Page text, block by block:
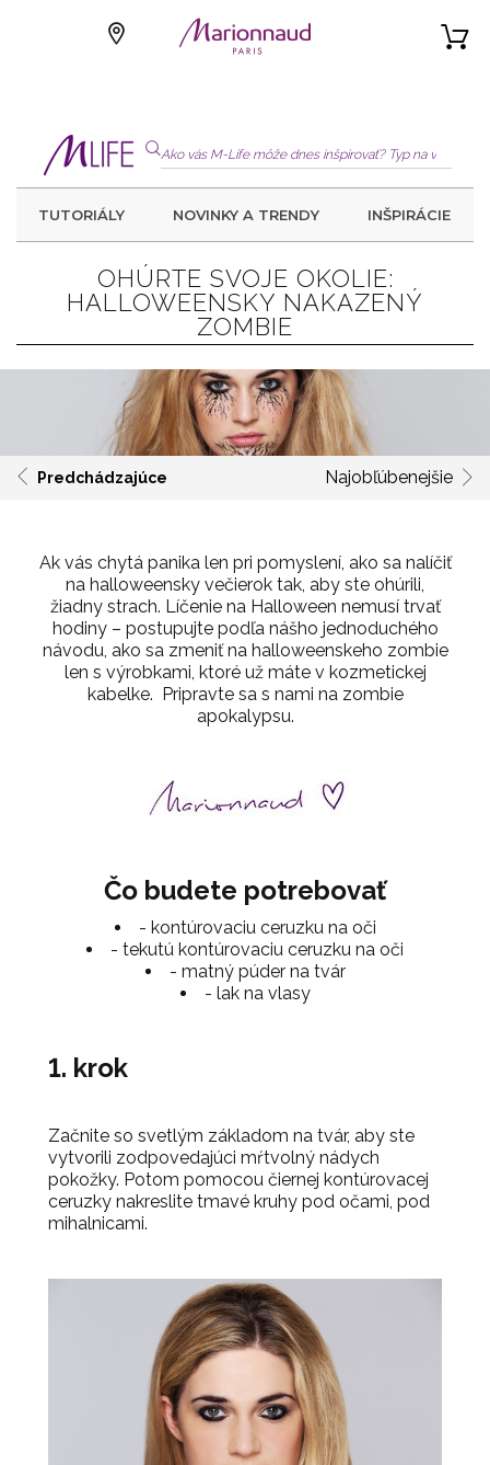
TUTORIÁLY NOVINKY A TRENDY INŠPIRÁCIE
OHÚRTE SVOJE OKOLIE:
HALLOWEENSKY NAKAZENÝ
ZOMBIE
Predchádzajúce Najobľúbenejšie
Ak vás chytá panika len pri pomyslení, ako sa nalíčiť
na halloweensky večierok tak, aby ste ohúrili,
žiadny strach. Líčenie na Halloween nemusí trvať
hodiny – postupujte podľa nášho jednoduchého
návodu, ako sa zmeniť na halloweenskeho zombie
len s výrobkami, ktoré už máte v kozmetickej
kabelke. Pripravte sa s nami na zombie
apokalypsu.
Čo budete potrebovať
- kontúrovaciu ceruzku na oči
- tekutú kontúrovaciu ceruzku na oči
- matný púder na tvár
- lak na vlasy
1. krok
Začnite so svetlým základom na tvár, aby ste
vytvorili zodpovedajúci mŕtvolný nádych
pokožky. Potom pomocou čiernej kontúrovacej
ceruzky nakreslite tmavé kruhy pod očami, pod
mihalnicami.